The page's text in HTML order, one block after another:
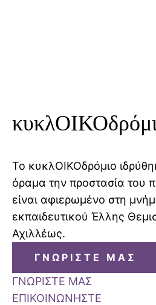
Το κυκλΟΙΚΟδρόμιο
όραμα την προστασία του
είναι αφιερωμένο στη
εκπαιδευτικού Έλλης
Αχιλλέως.
ΓΝΩΡΙΣΤΕ ΜΑΣ
ΓΝΩΡΙΣΤΕ ΜΑΣ
ΕΠΙΚΟΙΝΩΝΗΣΤΕ